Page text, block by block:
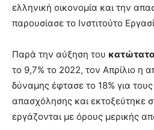
show.desi
xxx
teaches
you
the
meaning
of
pain.
ελληνική οικονομία και την
παρουσίασε το Ινστιτούτο
Παρά την αύξηση του
το 9,7% το 2022, τον Απρίλιο η
δύναμης έφτασε το 18% για
απασχόλησης και εκτοξεύτηκε
εργάζονται με όρους μερικής